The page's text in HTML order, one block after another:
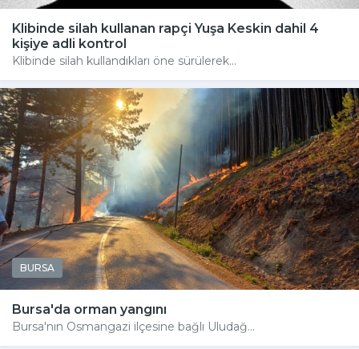
Klibinde silah kullanan rapçi Yuşa Keskin dahil 4
kişiye adli kontrol
Klibinde silah kullandıkları öne sürülerek...
BURSA
Bursa'da orman yangını
Bursa'nın Osmangazi ilçesine bağlı Uludağ...